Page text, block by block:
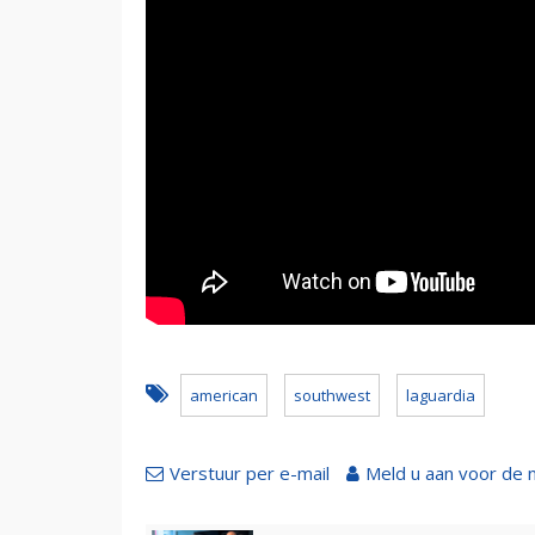
american southwest laguardia
Verstuur per e-mail Meld u aan voor de